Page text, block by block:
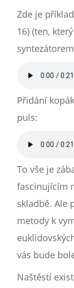
Zde je
16) (ten,
Přidání
puls:
To vše je
fascinujícím
skladbě. Ale
metody k
vás bude
Naštěstí